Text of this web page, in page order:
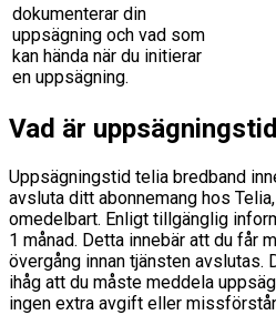
dokumenterar din
uppsägning och vad som
kan hända när du initierar
en uppsägning.
Vad är
Uppsägningstid telia bredband
avsluta ditt abonnemang hos
omedelbart. Enligt tillgänglig
1 månad. Detta innebär att du får
övergång innan tjänsten avslutas.
ihåg att du måste meddela
ingen extra avgift eller